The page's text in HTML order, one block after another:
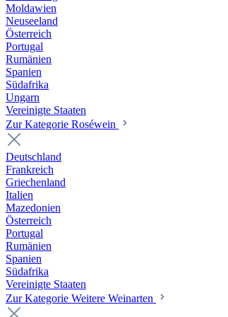
Moldawien
Neuseeland
Österreich
Portugal
Rumänien
Spanien
Südafrika
Ungarn
Vereinigte Staaten
Zur Kategorie Roséwein
Deutschland
Frankreich
Griechenland
Italien
Mazedonien
Österreich
Portugal
Rumänien
Spanien
Südafrika
Vereinigte Staaten
Zur Kategorie Weitere Weinarten